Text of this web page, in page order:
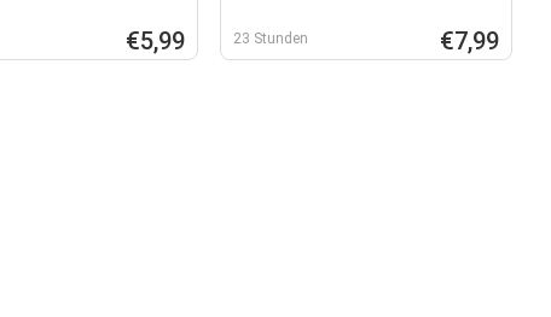
€5,99 23 Stunden €7,99